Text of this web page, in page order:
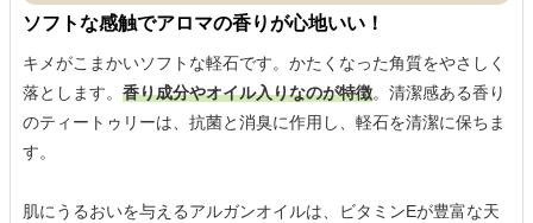
ソフトな感触でアロマの香りが心地いい！
キメがこまかいソフトな軽石です。かたくなった角質をやさしく
落とします。 香り成分やオイル入りなのが特徴。清潔感ある香り
のティートゥリーは、抗菌と消臭に作用し、軽石を清潔に保ちま
す。
肌にうるおいを与えるアルガンオイルは、ビタミンEが豊富な天